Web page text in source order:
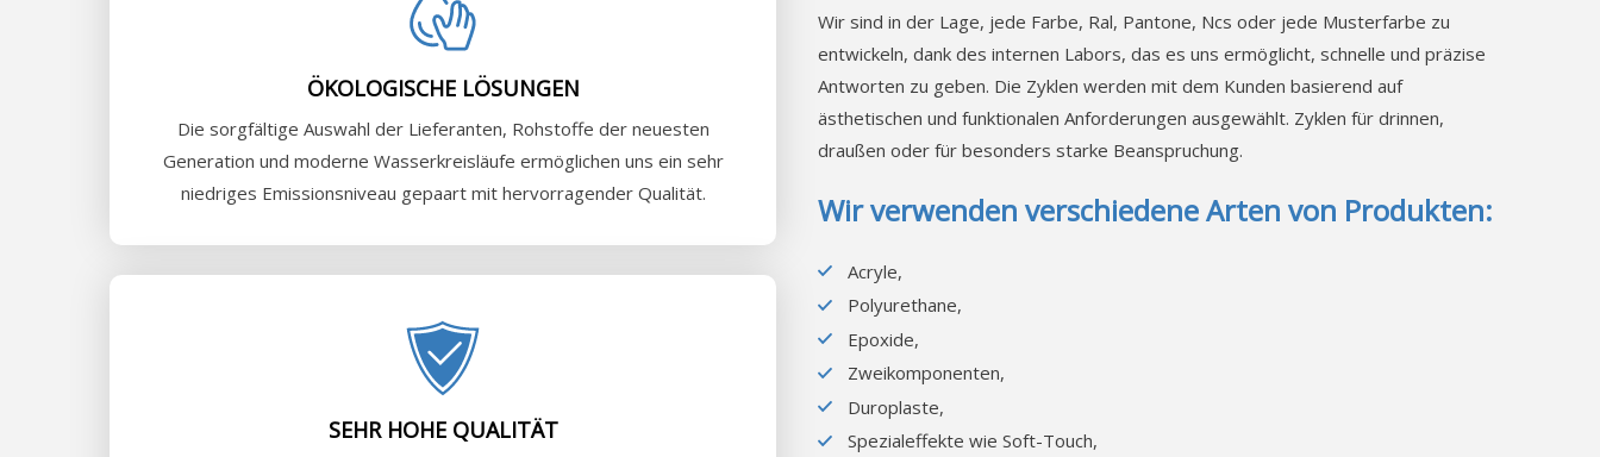
ÖKOLOGISCHE LÖSUNGEN
Die sorgfältige Auswahl der Lieferanten, Rohstoffe der neuesten
Generation und moderne Wasserkreisläufe ermöglichen uns ein sehr
niedriges Emissionsniveau gepaart mit hervorragender Qualität.
SEHR HOHE QUALITÄT
Wir sind in der Lage, jede Farbe, Ral, Pantone, Ncs oder jede Musterfarbe zu
entwickeln, dank des internen Labors, das es uns ermöglicht, schnelle und präzise
Antworten zu geben. Die Zyklen werden mit dem Kunden basierend auf
ästhetischen und funktionalen Anforderungen ausgewählt. Zyklen für drinnen,
draußen oder für besonders starke Beanspruchung.
Wir verwenden verschiedene Arten von Produkten:
Acryle,
Polyurethane,
Epoxide,
Zweikomponenten,
Duroplaste,
Spezialeffekte wie Soft-Touch,